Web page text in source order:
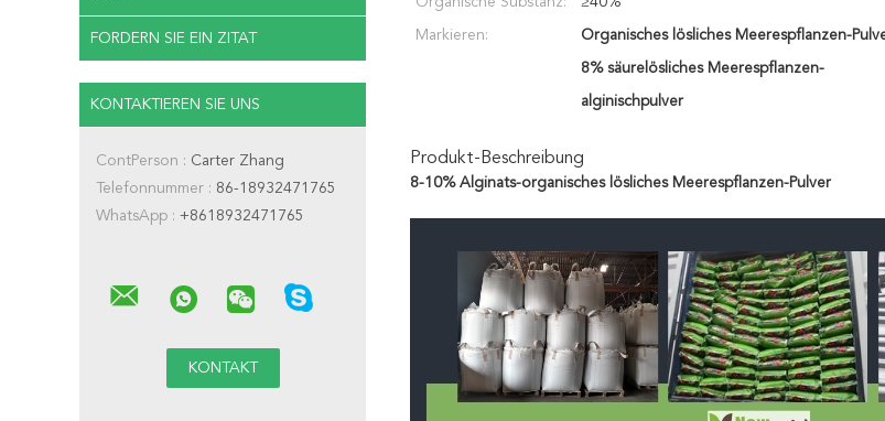
FORDERN SIE EIN ZITAT
KONTAKTIEREN SIE UNS
ContPerson : Carter Zhang
Telefonnummer : 86-18932471765
WhatsApp : +8618932471765
Markieren: Organisches lösliches Meerespflanzen-
8% säurelösliches Meerespflanzen-
alginischpulver
Produkt-Beschreibung
8-10% Alginats-organisches lösliches Meerespflanzen-Pulver